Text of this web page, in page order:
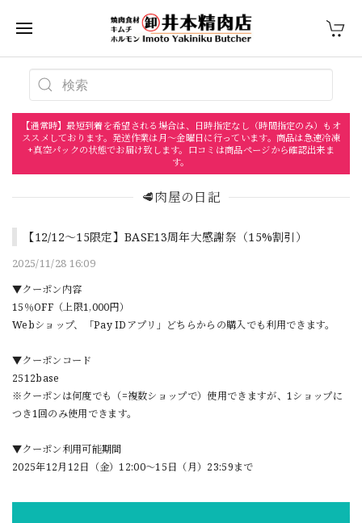
【通常時】最短到着を希望される場合は、日時指定なし（時間指定のみ）もオ
ススメしております。発送作業は月〜金曜日に行っています。商品は急速冷凍
+真空パックの状態でお届け致します。口コミは商品ページから確認出来ま
す。
🥩肉屋の日記
【12/12～15限定】BASE13周年大感謝祭（15%割引）
2025/11/28 16:09
▼クーポン内容
15％OFF（上限1,000円）
Webショップ、「Pay IDアプリ」どちらからの購入でも利用できます。
▼クーポンコード
2512base
※クーポンは何度でも（=複数ショップで）使用できますが、1ショップに
つき1回のみ使用できます。
▼クーポン利用可能期間
2025年12月12日（金）12:00～15日（月）23:59まで